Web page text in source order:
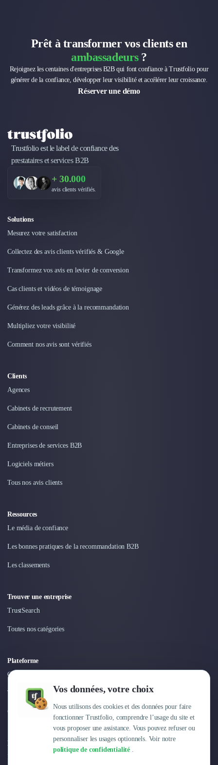
Vos données, votre choix
Nous utilisons des cookies et des données pour faire
fonctionner Trustfolio, comprendre l’usage du site et
vous proposer une assistance. Vous pouvez refuser ou
personnaliser les usages optionnels. Voir notre
politique de confidentialité .
Solutions de Paiement
UX & UI Design
Développement Web
Packaging & Emballages
Support Client
Téléphonie & Télécommunication
Chatbot
Maintenance et Infogérance
BI, Analytics & Big Data
Design Thinking
Stratégie Digitale
Développement d'Application Mobile
Direction Artistique
Cybersécurité
Intelligence Artificielle (IA)
Impression
Logistique
Traiteur & Restauration
Office Management
Accélérateurs et incubateurs
Autres
Logiciel PropTech
Courtage en Energie
Nettoyage & Ménage
Clubs & Réseaux Professionnels
Prêt à transformer vos clients en
ambassadeurs?
Rejoignez les centaines d'entreprises B2B qui font confiance à Trustfolio pour
générer de la confiance, développer leur visibilité et accélérer leur croissance.
Réserver une démo
Trustfolio est le label de confiance des
prestataires et services B2B
+ 30.000
avis clients vérifiés.
Solutions
Mesurez votre satisfaction
Collectez des avis clients vérifiés & Google
Transformez vos avis en levier de conversion
Cas clients et vidéos de témoignage
Générez des leads grâce à la recommandation
Multipliez votre visibilité
Comment nos avis sont vérifiés
Clients
Agences
Cabinets de recrutement
Cabinets de conseil
Entreprises de services B2B
Logiciels métiers
Tous nos avis clients
Ressources
Le média de confiance
Les bonnes pratiques de la recommandation B2B
Les classements
Trouver une entreprise
TrustSearch
Toutes nos catégories
Plateforme
Connexion
Tarifs
Centre d'aide
Entreprise
Pourquoi Trustfolio ?